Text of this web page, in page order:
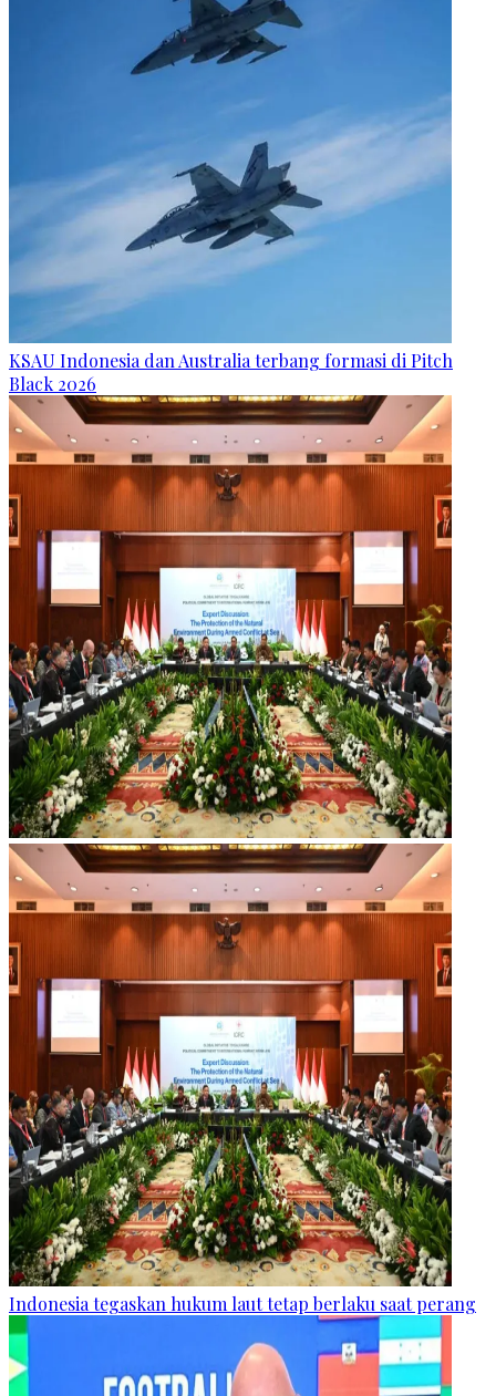
KSAU Indonesia dan Australia terbang formasi di Pitch
Black 2026
Indonesia tegaskan hukum laut tetap berlaku saat perang